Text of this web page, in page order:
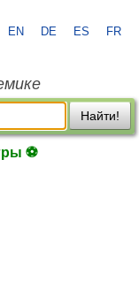
EN DE ES FR
Найти!
⚽